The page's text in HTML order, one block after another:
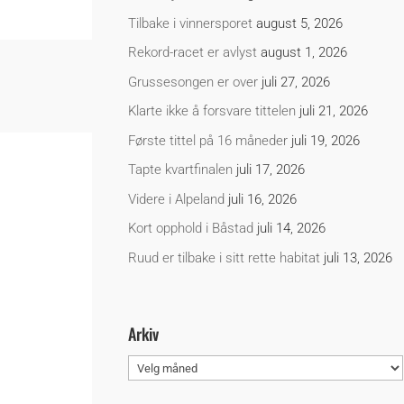
Tilbake i vinnersporet august 5, 2026
Rekord-racet er avlyst august 1, 2026
Grussesongen er over juli 27, 2026
Klarte ikke å forsvare tittelen juli 21, 2026
Første tittel på 16 måneder juli 19, 2026
Tapte kvartfinalen juli 17, 2026
Videre i Alpeland juli 16, 2026
Kort opphold i Båstad juli 14, 2026
Ruud er tilbake i sitt rette habitat juli 13, 2026
Arkiv
Arkiv